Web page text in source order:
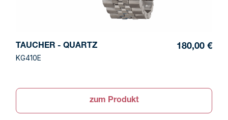
TAUCHER - QUARTZ
KG410E
180,00 €
zum Produkt